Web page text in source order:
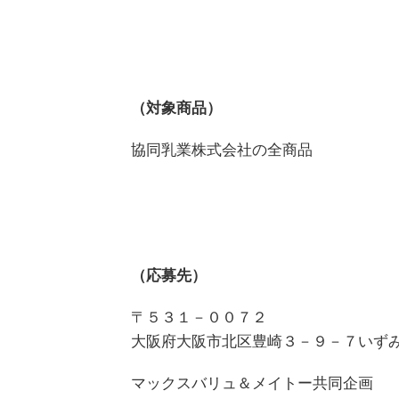
（対象商品）
協同乳業株式会社の全商品
（応募先）
〒５３１－００７２
大阪府大阪市北区豊崎３－９－７いず
マックスバリュ＆メイトー共同企画